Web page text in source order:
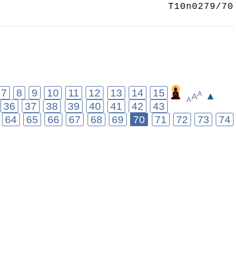
T10n0279/70
AAA ▲
7 8 9 10 11 12 13 14
15
36 37 38 39 40 41 42
43
64 65 66 67 68 69 70 71 72 73
74